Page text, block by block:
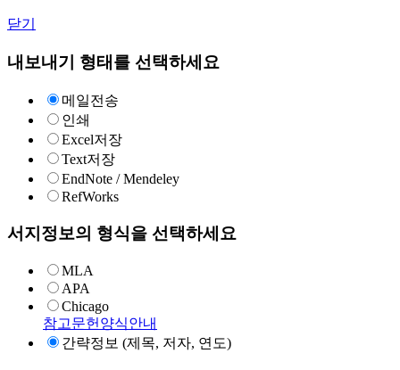
닫기
내보내기 형태를 선택하세요
메일전송
인쇄
Excel저장
Text저장
EndNote / Mendeley
RefWorks
서지정보의 형식을 선택하세요
MLA
APA
Chicago
참고문헌양식안내
간략정보 (제목, 저자, 연도)